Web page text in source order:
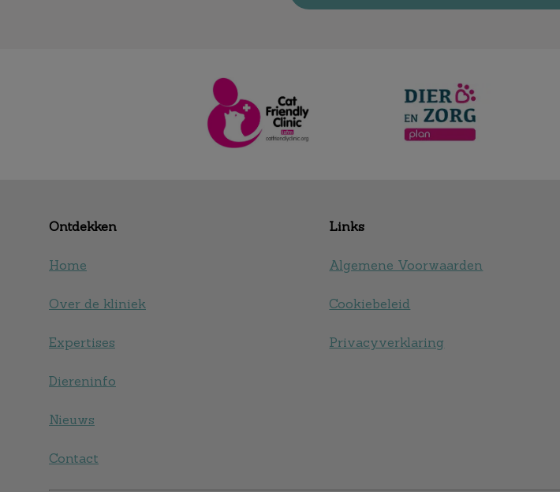
Ontdekken
Home
Over de kliniek
Expertises
Diereninfo
Nieuws
Contact
Links
Algemene Voorwaarden
Cookiebeleid
Privacyverklaring